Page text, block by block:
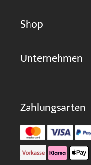
Shop
Unternehmen
Zahlungsarten